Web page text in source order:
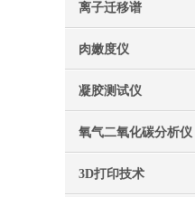
离子迁移谱
肉嫩度仪
凝胶测试仪
氧气二氧化碳分析仪
3D打印技术